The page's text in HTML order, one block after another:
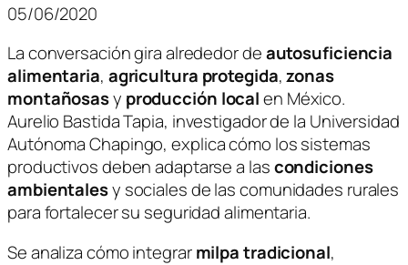
05/06/2020
La conversación gira alrededor deautosuficiencia
alimentaria, agricultura protegida,zonas
montañosasy producción localen México.
Aurelio Bastida Tapia, investigador de la Universidad
Autónoma Chapingo, explica cómo los sistemas
productivos deben adaptarse a lascondiciones
ambientalesy sociales de las comunidades rurales
para fortalecer su seguridad alimentaria.
Se analiza cómo integrarmilpa tradicional,